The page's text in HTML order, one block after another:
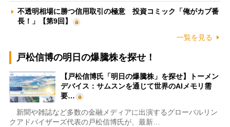
不透明相場に勝つ信用取引の極意 投資コミック「俺がカブ番
長！」【第9回】
一覧を見る
戸松信博の明日の爆騰株を探せ！
【戸松信博氏「明日の爆騰株」を探せ】トーメン
デバイス：サムスンを通じて世界のAIメモリ需
要…
新聞や雑誌など多数の金融メディアに出演するグローバルリン
クアドバイザーズ代表の戸松信博氏が、最新…